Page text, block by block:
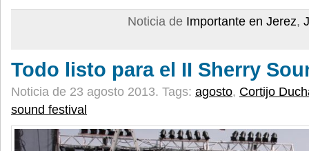
Noticia de Importante en Jerez,
Todo listo para el II Sherry
Noticia de 23 agosto 2013. Tags: agosto, Cortijo
sound festival